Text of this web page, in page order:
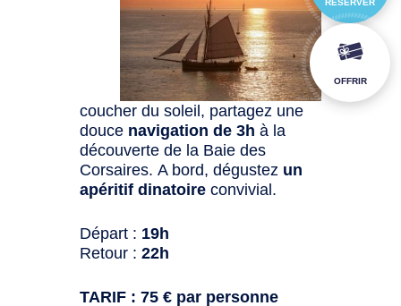
coucher du soleil, partagez une
douce navigation de 3h à la
découverte de la Baie des
Corsaires. A bord, dégustez un
apéritif dinatoire convivial.
Départ : 19h
Retour : 22h
TARIF : 75 € par personne
RÉSERVER
OFFRIR